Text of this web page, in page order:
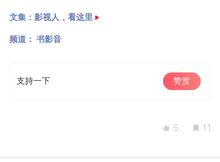
文集：影视人，看这里
频道： 书影音
支持一下 赞赏
5 11